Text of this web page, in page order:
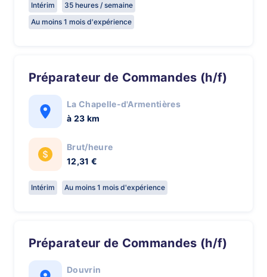
Intérim
35 heures / semaine
Au moins 1 mois d'expérience
Préparateur de Commandes (h/f)
La Chapelle-d'Armentières
à 23 km
Brut/heure
12,31 €
Intérim Au moins 1 mois d'expérience
Préparateur de Commandes (h/f)
Douvrin